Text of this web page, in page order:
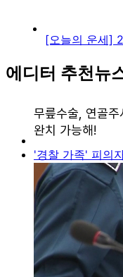
[오늘의 운세]
에디터 추천뉴
'경찰 가족' 피의